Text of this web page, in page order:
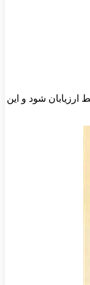
ارزیابان شود و این